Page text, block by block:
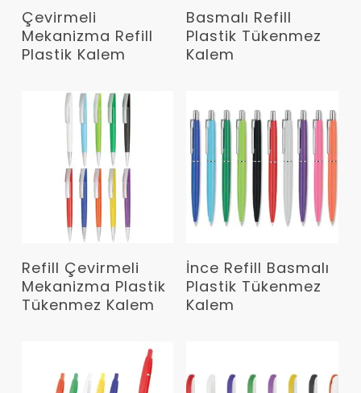
Devamını Oku
Çevirmeli
Mekanizma Refill
Plastik Kalem
Devamını Oku
Basmalı Refill
Plastik Tükenmez
Kalem
Devamını Oku
Refill Çevirmeli
Mekanizma Plastik
Tükenmez Kalem
Devamını Oku
İnce Refill Basmalı
Plastik Tükenmez
Kalem